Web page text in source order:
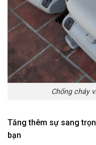
Chống cháy
Tăng thêm sự sang
bạn